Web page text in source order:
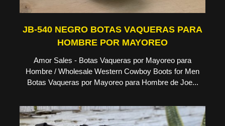
JB-540 NEGRO BOTAS VAQUERAS PARA
HOMBRE POR MAYOREO
Amor Sales - Botas Vaqueras por Mayoreo para
Hombre / Wholesale Western Cowboy Boots for Men
Botas Vaqueras por Mayoreo para Hombre de Joe...